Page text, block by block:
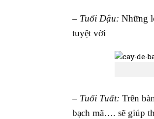
– Tuổi Dậu: Những
tuyệt vời
– Tuổi Tuất: Trên
bạch mã…. sẽ giúp